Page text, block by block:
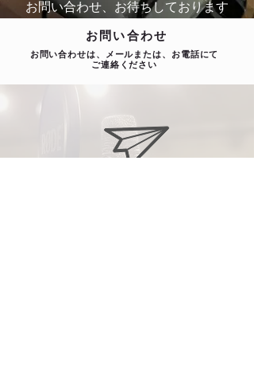
​お問い合わせ、お待ちしております
お問い合わせ
お問い合わせは、メールまたは、お電話にて
ご連絡ください